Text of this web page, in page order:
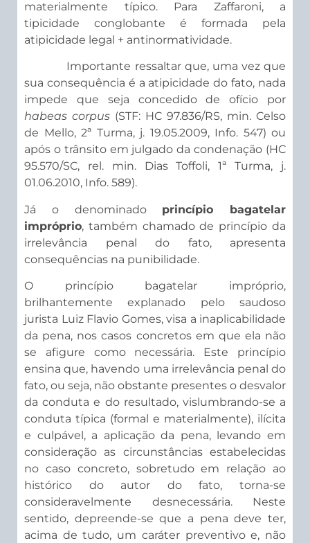
materialmente típico. Para Zaffaroni, a
tipicidade conglobante é formada pela
atipicidade legal + antinormatividade.
Importante ressaltar que, uma vez que
sua consequência é a atipicidade do fato, nada
impede que seja concedido de ofício por
habeas corpus (STF: HC 97.836/RS, min. Celso
de Mello, 2ª Turma, j. 19.05.2009, Info. 547) ou
após o trânsito em julgado da condenação (HC
95.570/SC, rel. min. Dias Toffoli, 1ª Turma, j.
01.06.2010, Info. 589).
Já o denominado princípio bagatelar
impróprio, também chamado de princípio da
irrelevância penal do fato, apresenta
consequências na punibilidade.
O princípio bagatelar impróprio,
brilhantemente explanado pelo saudoso
jurista Luiz Flavio Gomes, visa a inaplicabilidade
da pena, nos casos concretos em que ela não
se afigure como necessária. Este princípio
ensina que, havendo uma irrelevância penal do
fato, ou seja, não obstante presentes o desvalor
da conduta e do resultado, vislumbrando-se a
conduta típica (formal e materialmente), ilícita
e culpável, a aplicação da pena, levando em
consideração as circunstâncias estabelecidas
no caso concreto, sobretudo em relação ao
histórico do autor do fato, torna-se
consideravelmente desnecessária. Neste
sentido, depreende-se que a pena deve ter,
acima de tudo, um caráter preventivo e, não